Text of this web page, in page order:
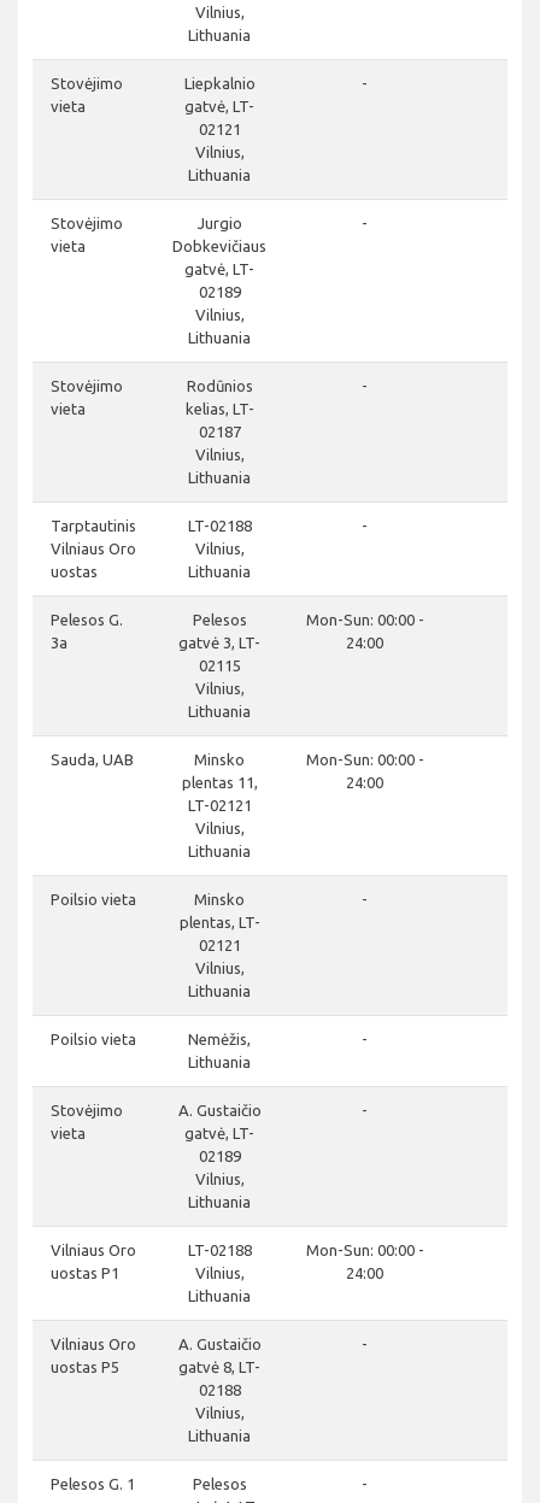
Vilnius,
Lithuania
Stovėjimo
vieta
Liepkalnio
gatvė, LT-
02121
Vilnius,
Lithuania
-
Stovėjimo
vieta
Jurgio
Dobkevičiaus
gatvė, LT-
02189
Vilnius,
Lithuania
-
Stovėjimo
vieta
Rodūnios
kelias, LT-
02187
Vilnius,
Lithuania
-
Tarptautinis
Vilniaus Oro
uostas
LT-02188
Vilnius,
Lithuania
-
Pelesos G.
3a
Pelesos
gatvė 3, LT-
02115
Vilnius,
Lithuania
Mon-Sun: 00:00 -
24:00
Sauda, UAB
Minsko
plentas 11,
LT-02121
Vilnius,
Lithuania
Mon-Sun: 00:00 -
24:00
Poilsio vieta
Minsko
plentas, LT-
02121
Vilnius,
Lithuania
-
Poilsio vieta
Nemėžis,
Lithuania
-
Stovėjimo
vieta
A. Gustaičio
gatvė, LT-
02189
Vilnius,
Lithuania
-
Vilniaus Oro
uostas P1
LT-02188
Vilnius,
Lithuania
Mon-Sun: 00:00 -
24:00
Vilniaus Oro
uostas P5
A. Gustaičio
gatvė 8, LT-
02188
Vilnius,
Lithuania
-
Pelesos G. 1
Pelesos
-